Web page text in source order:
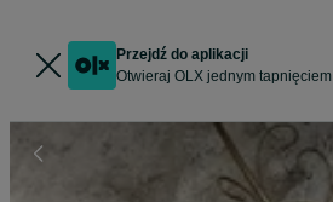
Przejdź do aplikacji
Otwieraj OLX jednym tapnięciem